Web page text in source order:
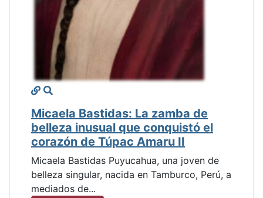
Micaela Bastidas: La zamba de
belleza inusual que conquistó el
corazón de Túpac Amaru II
Micaela Bastidas Puyucahua, una joven de
belleza singular, nacida en Tamburco, Perú, a
mediados de...